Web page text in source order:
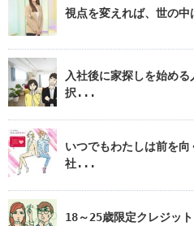
視点を変えれば、世の
入社後に家探しを始め
択...
いつでもわたしは前を
社...
18～25歳限定クレジッ